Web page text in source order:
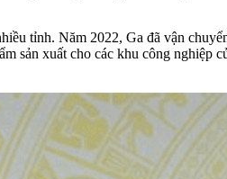
tỉnh. Năm 2022, Ga đã vận
sản xuất cho các khu công